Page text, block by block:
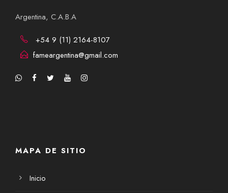
Argentina, C.A.B.A
+54 9 (11) 2164-8107
fameargentina@gmail.com
MAPA DE SITIO
Inicio